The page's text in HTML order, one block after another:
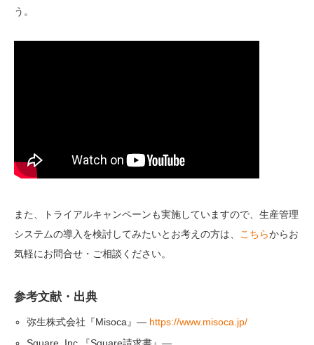
う。
また、トライアルキャンペーンも実施していますので、生産管理
システムの導入を検討してみたいとお考えの方は、
こちらからお
気軽にお問合せ・ご相談ください。
参考文献・出典
弥生株式会社『Misoca』— https://www.misoca.jp/
Square, Inc.『Square請求書』—